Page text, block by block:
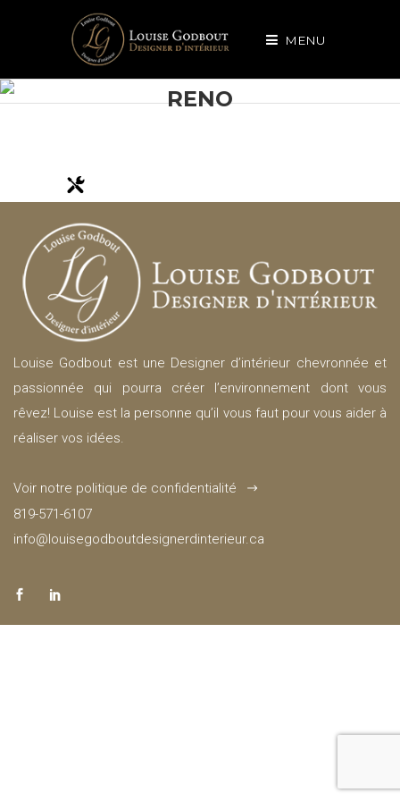
MENU
RENO
Louise Godbout est une Designer d’intérieur chevronnée et
passionnée qui pourra créer l’environnement dont vous
rêvez! Louise est la personne qu’il vous faut pour vous aider à
réaliser vos idées.
Voir notre politique de confidentialité
819-571-6107
info@louisegodboutdesignerdinterieur.ca